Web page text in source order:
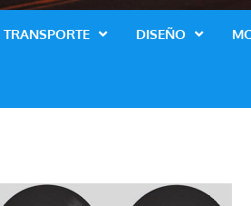
TRANSPORTE DISEÑO